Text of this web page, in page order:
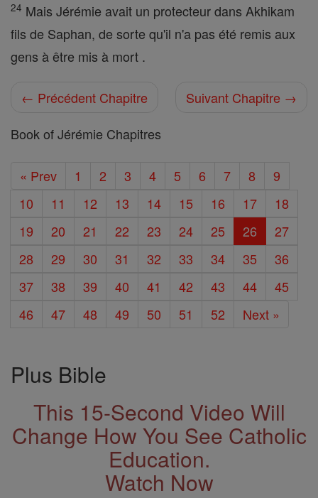
24 Mais Jérémie avait un protecteur dans Akhikam
fils de Saphan, de sorte qu'il n'a pas été remis aux
gens à être mis à mort .
← Précédent Chapitre
Suivant Chapitre →
Book of Jérémie Chapitres
« Prev 1 2 3 4 5 6 7 8
9
10
11 12 13 14 15 16 17
18
19
20 21 22 23 24 25 26
27
28
29 30 31 32 33 34 35
36
37
38 39 40 41 42 43 44
45
46
47 48 49 50 51 52 Next »
Plus Bible
This 15-Second Video Will
Change How You See Catholic
Education.
Watch Now